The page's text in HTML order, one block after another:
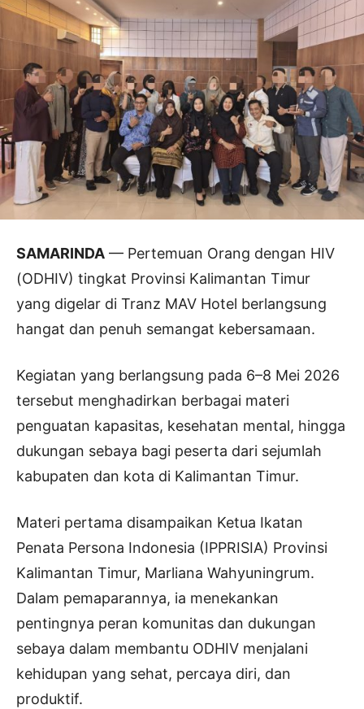
SAMARINDA — Pertemuan Orang dengan HIV
(ODHIV) tingkat Provinsi Kalimantan Timur
yang digelar di Tranz MAV Hotel berlangsung
hangat dan penuh semangat kebersamaan.
Kegiatan yang berlangsung pada 6–8 Mei 2026
tersebut menghadirkan berbagai materi
penguatan kapasitas, kesehatan mental, hingga
dukungan sebaya bagi peserta dari sejumlah
kabupaten dan kota di Kalimantan Timur.
Materi pertama disampaikan Ketua Ikatan
Penata Persona Indonesia (IPPRISIA) Provinsi
Kalimantan Timur, Marliana Wahyuningrum.
Dalam pemaparannya, ia menekankan
pentingnya peran komunitas dan dukungan
sebaya dalam membantu ODHIV menjalani
kehidupan yang sehat, percaya diri, dan
produktif.